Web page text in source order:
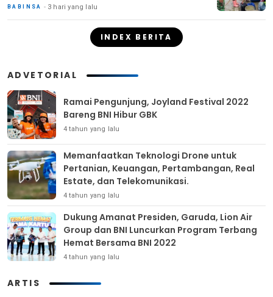
BABINSA 3 hari yang lalu
INDEX BERITA
ADVETORIAL
Ramai Pengunjung, Joyland Festival 2022
Bareng BNI Hibur GBK
4 tahun yang lalu
Memanfaatkan Teknologi Drone untuk
Pertanian, Keuangan, Pertambangan, Real
Estate, dan Telekomunikasi.
4 tahun yang lalu
Dukung Amanat Presiden, Garuda, Lion Air
Group dan BNI Luncurkan Program Terbang
Hemat Bersama BNI 2022
4 tahun yang lalu
ARTIS